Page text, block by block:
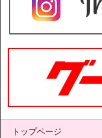
トップページ